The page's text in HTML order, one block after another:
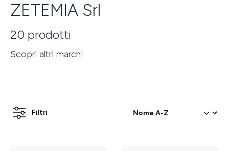
ZETEMIA Srl
20 prodotti
Scopri altri marchi
Filtri